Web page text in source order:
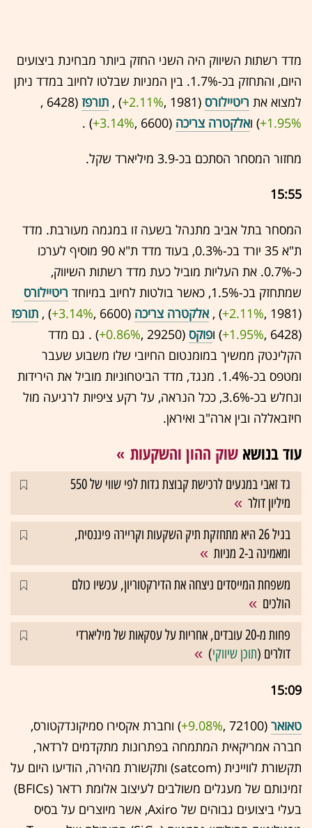
מדד רשתות השיווק היה השני החזק ביותר מבחינת ביצועים
היום, והתחזק בכ-1.7%. בין המניות שבלטו לחיוב במדד ניתן
למצוא את ריטיילורס (1981 ,‎
+2.11%
‏) , תורפז (6428 ,‎
+1.95%‏) ואלקטרה צריכה (6600 ,‎
+3.14%
‏) .
מחזור המסחר הסתכם בכ-3.9 מיליארד שקל.
15:55
המסחר בתל אביב מתנהל בשעה זו במגמה מעורבת. מדד
ת"א 35 יורד בכ-0.3%, בעוד מדד ת"א 90 מוסיף לערכו
כ-0.7%. את העליות מוביל כעת מדד רשתות השיווק,
שמתחזק בכ-1.5%, כאשר בולטות לחיוב במיוחד
ריטיילורס
(1981 ,‎
+2.11%
‏) ,אלקטרה צריכה (6600 ,‎
+3.14%
‏) , תורפז
(6428 ,‎
+1.95%‏) ופוקס (29250 ,‎
+0.86%‏) . גם מדד
הקלינטק ממשיך במומנטום החיובי שלו משבוע שעבר
ומטפס בכ-1.4%. מנגד, מדד הביטחוניות מוביל את הירידות
ונחלש בכ-3.6%, ככל הנראה, על רקע ציפיות לרגיעה מול
חיזבאללה ובין ארה"ב ואיראן.
עוד בנושא שוק ההון והשקעות
גד זאבי במגעים לרכישת קבוצת גדות לפי שווי של 550
מיליון דולר
בגיל 26 היא מתחזקת תיק השקעות וקריירה פיננסית,
ומאמינה ב-2 מניות
משפחת המייסדים ניצחה את הדירקטוריון, עכשיו כולם
הולכים
פחות מ-20 עובדים, אחריות על עסקאות של מיליארדי
דולרים (תוכן שיווקי)
15:09
טאואר (72100 ,‎
+9.08%‏) וחברת אקסירו סמיקונדקטורס,
חברה אמריקאית המתמחה בפתרונות מתקדמים לרדאר,
תקשורת לוויינית (satcom) ותקשורת מהירה, הודיעו היום על
זמינותם של מעגלים משולבים לעיצוב אלומת רדאר (BFICs)
בעלי ביצועים גבוהים של Axiro, אשר מיוצרים על בסיס